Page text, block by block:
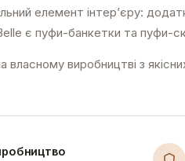
елемент інтер’єру:
є пуфи-банкетки та пуфи-
виробництві з